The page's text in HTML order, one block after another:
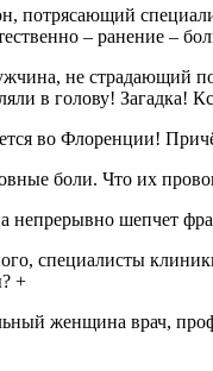
потрясающий
– ранение –
не страдающий
в голову! Загадка!
во Флоренции!
боли. Что их
непрерывно шепчет
специалисты
+
женщина врач,